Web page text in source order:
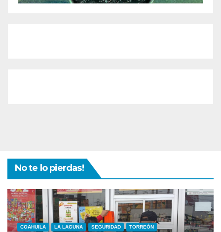
No te lo pierdas!
COAHUILA LA LAGUNA SEGURIDAD TORREÓN